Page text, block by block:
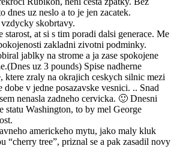
dnes uz neslo a to je jen zacatek.
skobrtavy.
starost, at si s tim poradi dalsi generace. Me
zakladni zivotni podminky.
jablky na strome a ja zase spokojene
uz 3 pounds) Spise nadherne
ktere zraly na okrajich ceskych silnic mezi
dobe v jedne posazavske vesnici. .. Snad
nenasla zadneho cervicka. 🙂 Dnesni
statu Washington, to by mel George
americkeho mytu, jako maly kluk
“cherry tree”, priznal se a pak zasadil novy